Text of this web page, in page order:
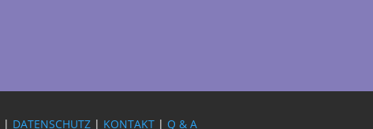
| DATENSCHUTZ | KONTAKT | Q & A